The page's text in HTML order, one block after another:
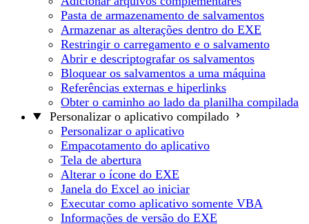
Pasta de armazenamento de salvamentos
Armazenar as alterações dentro do EXE
Restringir o carregamento e o salvamento
Abrir e descriptografar os salvamentos
Bloquear os salvamentos a uma máquina
Referências externas e hiperlinks
Obter o caminho ao lado da planilha compilada
Personalizar o aplicativo compilado
Personalizar o aplicativo
Empacotamento do aplicativo
Tela de abertura
Alterar o ícone do EXE
Janela do Excel ao iniciar
Executar como aplicativo somente VBA
Informações de versão do EXE